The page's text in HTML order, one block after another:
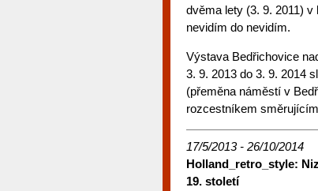
dvěma lety (3. 9. 2011)
nevidím do nevidím.
Výstava Bedřichovice
3. 9. 2013 do 3. 9. 2014
(přeměna náměstí v
rozcestníkem
17/5/2013 - 26/10/2014
Holland_retro_style:
19. století